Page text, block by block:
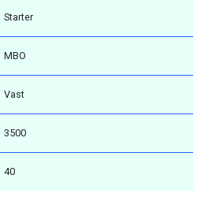
Starter
MBO
Vast
3500
40